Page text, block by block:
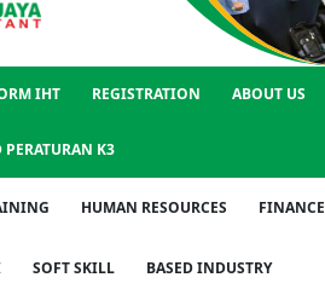
IHT REGISTRATION ABOUT US
K3
HUMAN RESOURCES FINANCE
SOFT SKILL BASED INDUSTRY